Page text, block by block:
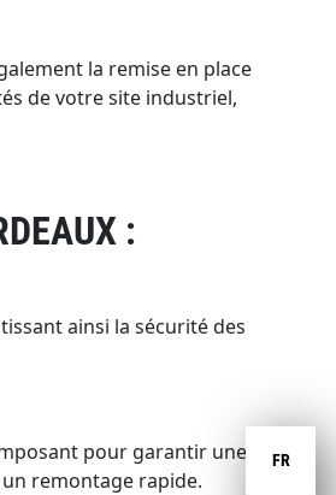
FR
la remise en place
de votre site industriel,
:
ainsi la sécurité des
pour garantir une
remontage rapide.